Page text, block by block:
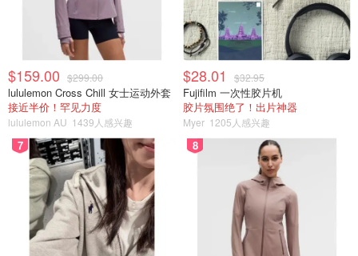
$159.00 $299.00
lululemon Cross Chill 女士运动外套
接近半价！罕见力度
lululemon AU 1439人感兴趣
$28.01 $32.95
Fujifilm 一次性胶片机
胶片氛围绝了！出片神器
Myer 1205人感兴趣
7 8